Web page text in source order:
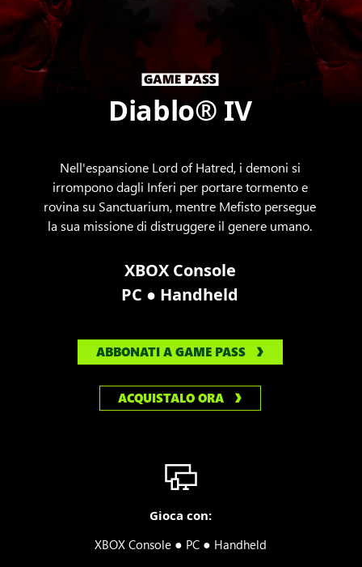
Diablo® IV
Nell'espansione Lord of Hatred, i demoni si
irrompono dagli Inferi per portare tormento e
rovina su Sanctuarium, mentre Mefisto persegue
la sua missione di distruggere il genere umano.
XBOX Console
PC ● Handheld
ABBONATI A GAME PASS
ACQUISTALO ORA
Gioca con:
XBOX Console ● PC ● Handheld